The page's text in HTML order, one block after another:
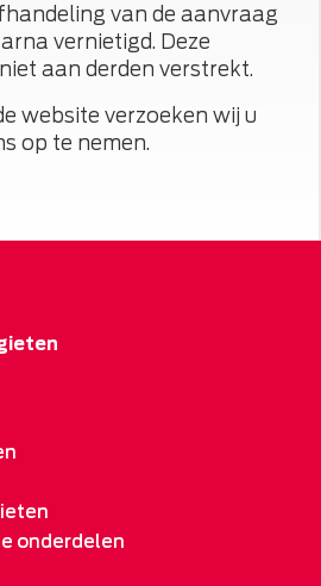
van de aanvraag
vernietigd. Deze
aan derden verstrekt.
website verzoeken wij u
op te nemen.
onderdelen